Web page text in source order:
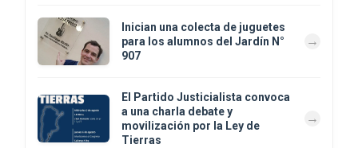
Inician una colecta de juguetes
para los alumnos del Jardín N°
907
El Partido Justicialista convoca
a una charla debate y
movilización por la Ley de
Tierras